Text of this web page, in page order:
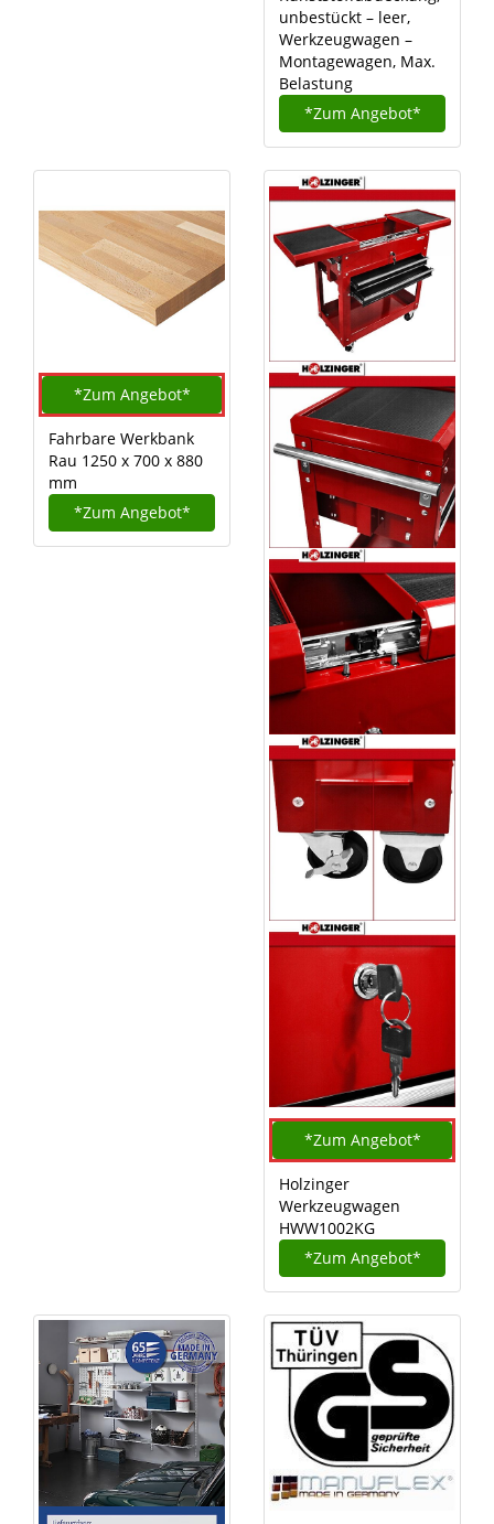
unbestückt – leer,
Werkzeugwagen –
Montagewagen, Max.
Belastung
*Zum Angebot*
*Zum Angebot*
Fahrbare Werkbank
Rau 1250 x 700 x 880
mm
*Zum Angebot*
*Zum Angebot*
Holzinger
Werkzeugwagen
HWW1002KG
*Zum Angebot*